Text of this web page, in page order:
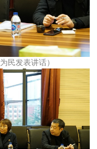
名
民发表讲话）